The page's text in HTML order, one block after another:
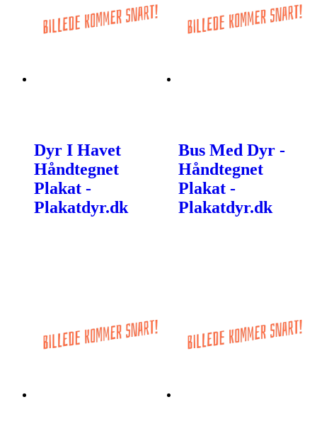
Dyr I Havet
Håndtegnet
Plakat -
Plakatdyr.dk
Bus Med Dyr -
Håndtegnet
Plakat -
Plakatdyr.dk